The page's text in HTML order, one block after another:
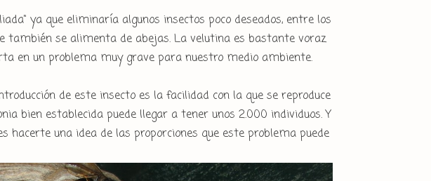
ya que eliminaría algunos insectos poco deseados, entre los
también se alimenta de abejas. La velutina es bastante voraz
en un problema muy grave para nuestro medio ambiente.
de este insecto es la facilidad con la que se reproduce
bien establecida puede llegar a tener unos 2.000 individuos. Y
hacerte una idea de las proporciones que este problema puede